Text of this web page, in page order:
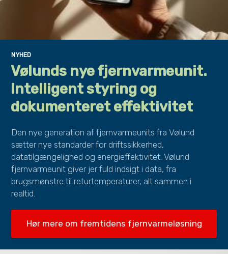
NYHED
Vølunds nye fjernvarmeunit.
Intelligent styring og
dokumenteret effektivitet
Den nye generation af fjernvarmeunits fra Vølund
sætter nye standarder for driftssikkerhed,
datatilgængelighed og energieffektivitet. Vølund
fjernvarmeunit giver jer fuld indsigt i data, fra
brugsmønstre til returtemperaturer, alt sammen i
realtid.
Hør mere om fremtidens fjernvarmeløsning